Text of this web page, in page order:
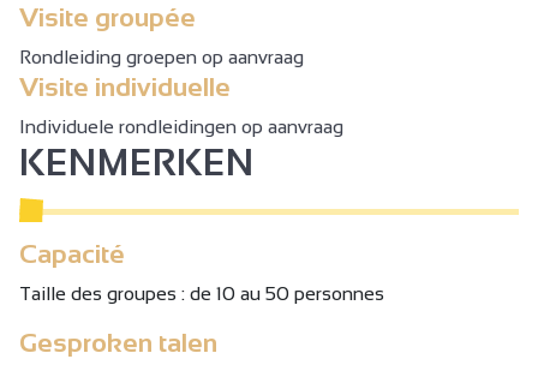
Visite groupée
Rondleiding groepen op aanvraag
Visite individuelle
Individuele rondleidingen op aanvraag
KENMERKEN
Capacité
Taille des groupes : de 10 au 50 personnes
Gesproken talen